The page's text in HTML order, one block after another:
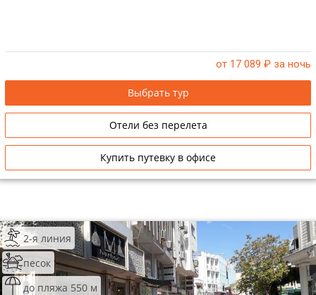
от 17 089 ₽ за ночь
Выбрать тур
Отели без перелета
Купить путевку в офисе
2-я линия
песок
до пляжа 550 м